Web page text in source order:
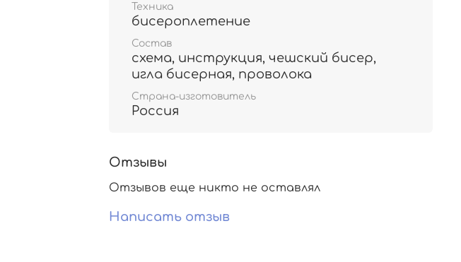
Техника
бисероплетение
Состав
схема, инструкция, чешский бисер,
игла бисерная, проволока
Страна-изготовитель
Россия
Отзывы
Отзывов еще никто не оставлял
Написать отзыв